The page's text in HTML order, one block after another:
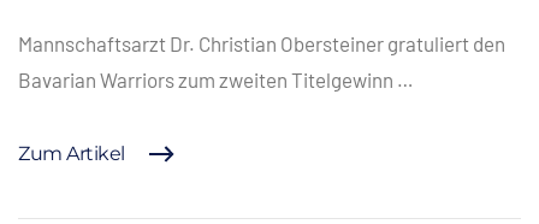
Mannschaftsarzt Dr. Christian Obersteiner gratuliert den
Bavarian Warriors zum zweiten Titelgewinn …
Zum Artikel